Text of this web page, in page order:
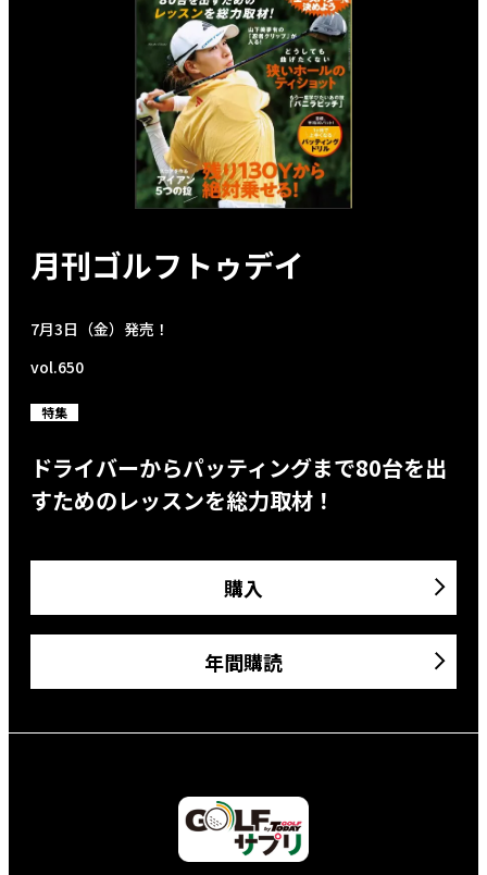
月刊ゴルフトゥデイ
7月3日（金）発売！
vol.650
特集
ドライバーからパッティングまで80台を出
すためのレッスンを総力取材！
購入
年間購読